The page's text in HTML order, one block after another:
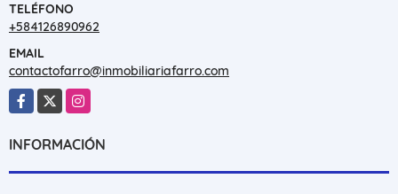
TELÉFONO
+584126890962
EMAIL
contactofarro@inmobiliariafarro.com
Facebook
X Instagram
INFORMACIÓN